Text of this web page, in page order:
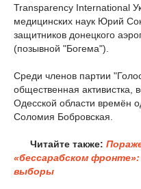
Transparency International
медицинских наук Юрий
защитников донецкого
(позывной "Богема").
Среди членов партии
общественная активистка,
Одесской области времён
Соломия Бобровская.
Читайте также:
«бессарабском
выборы